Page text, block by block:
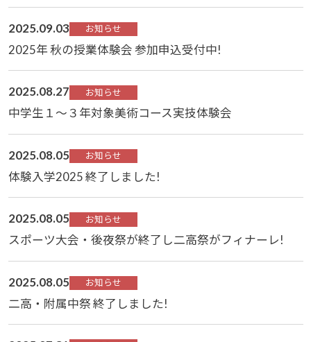
2025.09.03 お知らせ
2025年 秋の授業体験会 参加申込受付中!
2025.08.27 お知らせ
中学生１～３年対象美術コース実技体験会
2025.08.05 お知らせ
体験入学2025 終了しました!
2025.08.05 お知らせ
スポーツ大会・後夜祭が終了し二高祭がフィナーレ!
2025.08.05 お知らせ
二高・附属中祭 終了しました!